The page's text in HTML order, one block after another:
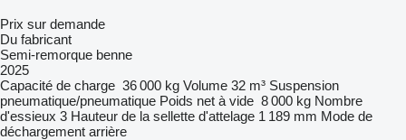
Prix sur demande
Du fabricant
Semi-remorque benne
2025
Capacité de charge 36 000 kg Volume 32 m³ Suspension
pneumatique/pneumatique Poids net à vide 8 000 kg Nombre
d'essieux 3 Hauteur de la sellette d'attelage 1 189 mm Mode de
déchargement arrière